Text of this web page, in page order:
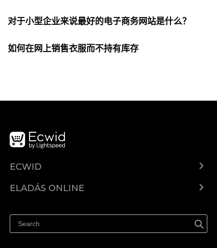
对于小型企业来说最好的电子商务网站是什么？
如何在网上销售衣服而不持有库存
ECWID
Árkalkuláció
ELADÁS ONLINE
Eladás a Facebookon
Eladás Instagramon